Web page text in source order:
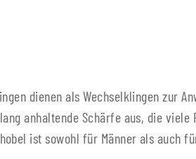
dienen als Wechselklingen zur
anhaltende Schärfe aus, die
ist sowohl für Männer als auch